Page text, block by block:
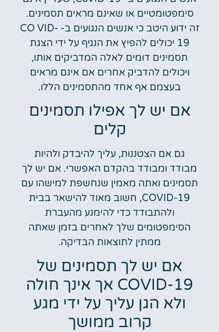
סימפטומטיים או שאינם מראים תסמינים.
זה ידוע היטב כי אנשים הנגועים ב- CO VID-
19 יכולים להפיץ את הנגיף על ידי הצגת
תסמינים דומים לאלה המדביקים אותו,
ויכולים להדביק אחרים אם אינם מראים
בעצמם אף אחד מהתסמינים הללו.
אם יש לך אפילו תסמינים
קלים
גם אם הצטננות, עליך להיבדק ולהיות
מבודד ומבודד בהקדם האפשרי. אם יש לך
תסמינים ואתה מאמין שנחשפת למישהו עם
COVID-19, חשוב מאוד להישאר בבית
ולהתבודד כדי להימנע מהעברת
הסימפטומים שלך לאחרים בזמן שאתה
ממתין לתוצאות הבדיקה.
אם יש לך תסמינים של
COVID-19 אך אינך חולה
ולא הגן עליך על ידי מגע
קרוב ממושך